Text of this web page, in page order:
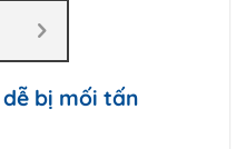
dễ bị mối tấn